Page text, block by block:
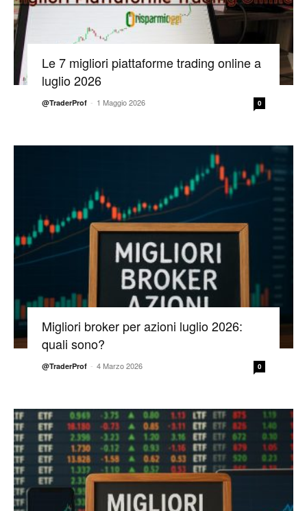
Le 7 migliori piattaforme trading online a
luglio 2026
@TraderProf - 1 Maggio 2026 0
Migliori broker per azioni luglio 2026:
quali sono?
@TraderProf - 4 Marzo 2026 0